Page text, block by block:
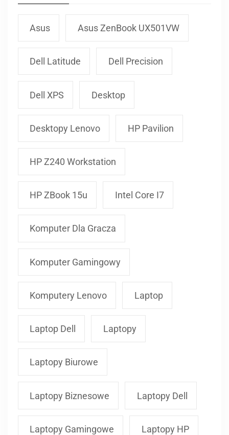
Asus Asus ZenBook UX501VW
Dell Latitude Dell Precision
Dell XPS Desktop
Desktopy Lenovo HP Pavilion
HP Z240 Workstation
HP ZBook 15u Intel Core I7
Komputer Dla Gracza
Komputer Gamingowy
Komputery Lenovo Laptop
Laptop Dell Laptopy
Laptopy Biurowe
Laptopy Biznesowe Laptopy Dell
Laptopy Gamingowe Laptopy HP